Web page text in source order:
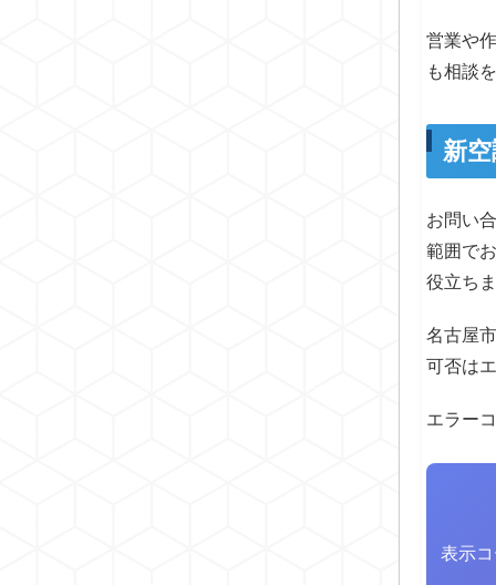
営業や
も相談
新
お問い
範囲で
役立ち
名古屋
可否は
エラー
表示